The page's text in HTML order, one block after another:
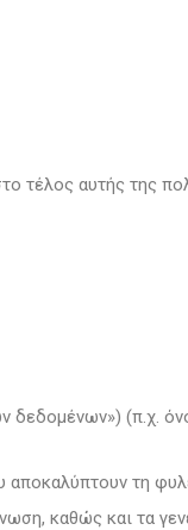
τέλος αυτής της
(π.χ.
τη
καθώς και τα